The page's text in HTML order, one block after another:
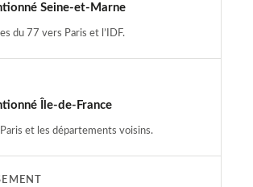
Seine-et-Marne
du 77 vers Paris et l’IDF.
Île-de-France
Paris et les départements voisins.